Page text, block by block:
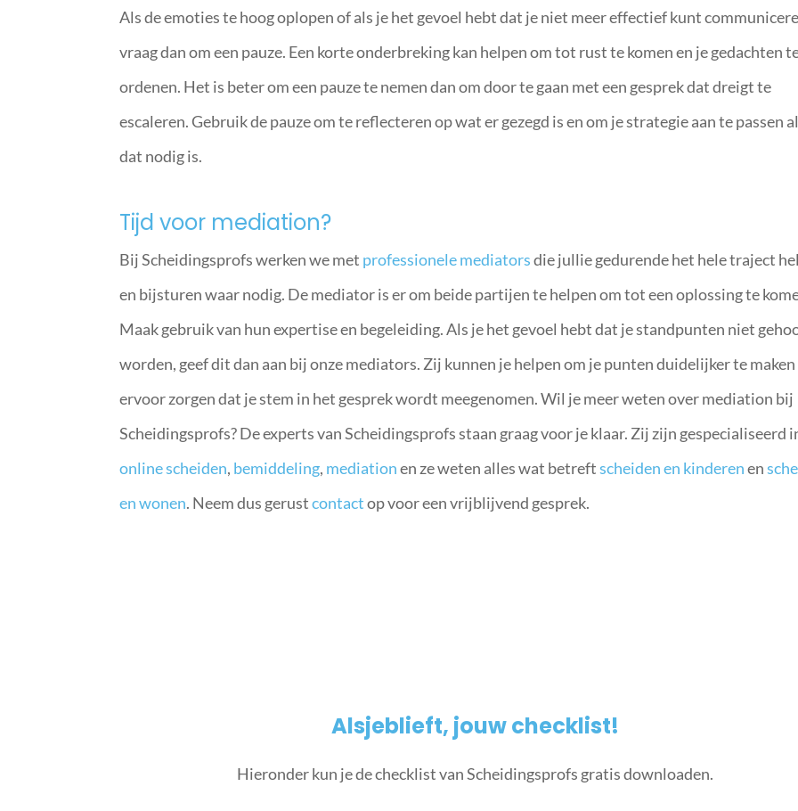
Als de emoties te hoog oplopen of als je het gevoel hebt dat je niet meer effectief kunt
vraag dan om een pauze. Een korte onderbreking kan helpen om tot rust te komen en je gedachten
ordenen. Het is beter om een pauze te nemen dan om door te gaan met een gesprek dat dreigt te
escaleren. Gebruik de pauze om te reflecteren op wat er gezegd is en om je strategie aan te passen
dat nodig is.
Tijd voor mediation?
Bij Scheidingsprofs werken we met professionele mediatorsdie jullie gedurende het hele traject
en bijsturen waar nodig. De mediator is er om beide partijen te helpen om tot een oplossing te
Maak gebruik van hun expertise en begeleiding. Als je het gevoel hebt dat je standpunten niet
worden, geef dit dan aan bij onze mediators. Zij kunnen je helpen om je punten duidelijker te maken
ervoor zorgen dat je stem in het gesprek wordt meegenomen. Wil je meer weten over mediation bij
Scheidingsprofs? De experts van Scheidingsprofs staan graag voor je klaar. Zij zijn gespecialiseerd
online scheiden, bemiddeling, mediationen ze weten alles wat betreftscheiden en kinderenen
en wonen. Neem dus gerustcontactop voor een vrijblijvend gesprek.
Alsjeblieft, jouw checklist!
Hieronder kun je de checklist van Scheidingsprofs gratis downloaden.